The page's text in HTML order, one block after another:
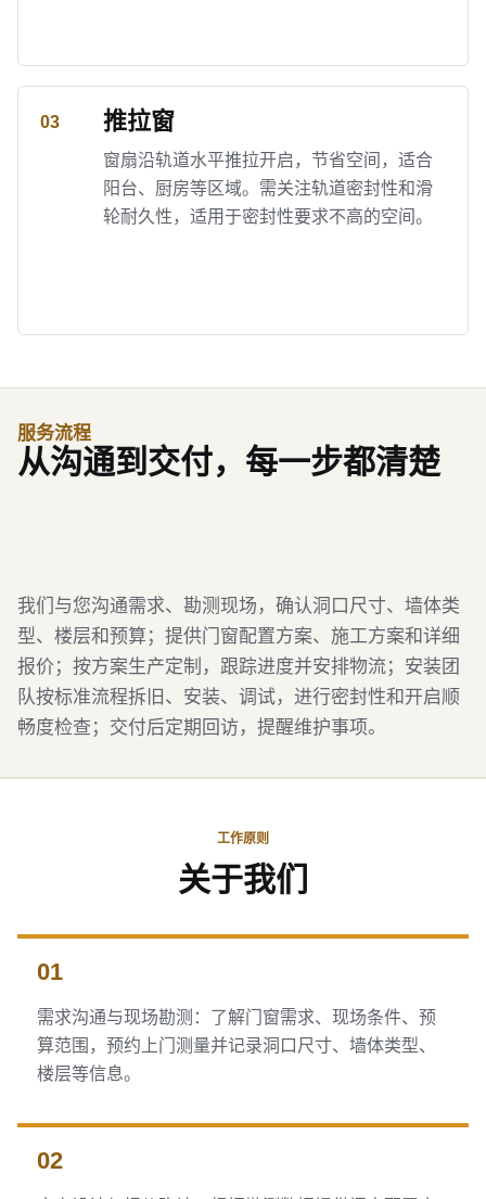
推拉窗
窗扇沿轨道水平推拉开启，节省空间，适合
阳台、厨房等区域。需关注轨道密封性和滑
轮耐久性，适用于密封性要求不高的空间。
服务流程
从沟通到交付，每一步都清楚
我们与您沟通需求、勘测现场，确认洞口尺寸、墙体类
型、楼层和预算；提供门窗配置方案、施工方案和详细
报价；按方案生产定制，跟踪进度并安排物流；安装团
队按标准流程拆旧、安装、调试，进行密封性和开启顺
畅度检查；交付后定期回访，提醒维护事项。
工作原则
关于我们
01
需求沟通与现场勘测：了解门窗需求、现场条件、预
算范围，预约上门测量并记录洞口尺寸、墙体类型、
楼层等信息。
02